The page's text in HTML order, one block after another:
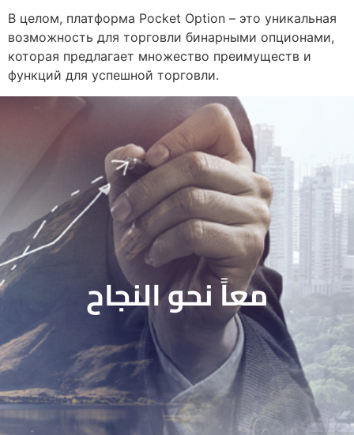
В целом, платформа Pocket Option – это уникальная
возможность для торговли бинарными опционами,
которая предлагает множество преимуществ и
функций для успешной торговли.
معاً نحو النجاح
TOGETHER WE SUCCEED